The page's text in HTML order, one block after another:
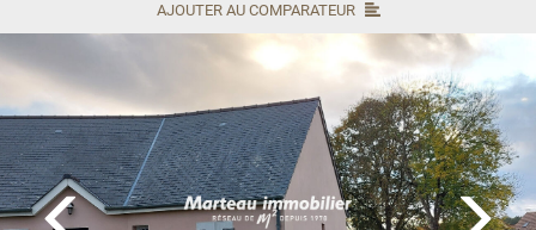
AJOUTER AU COMPARATEUR